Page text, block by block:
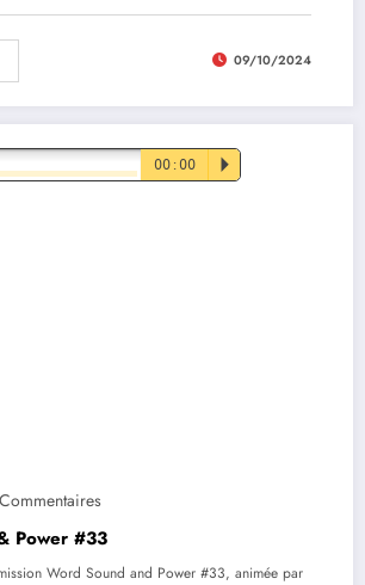
09/10/2024
00:00 P
Power #33
Word Sound and Power #33, animée par